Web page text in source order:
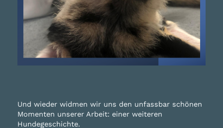
Und wieder widmen wir uns den unfassbar schönen
Momenten unserer Arbeit: einer weiteren
Hundegeschichte.